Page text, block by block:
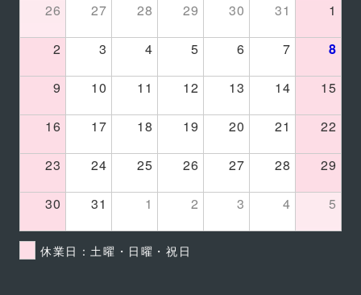
26
27 28 29 30 31 1
2 3 4 5 6 7 8
9 10 11 12 13 14 15
16 17 18 19 20 21 22
23 24 25 26 27 28 29
30 31 1 2 3 4 5
休業日：土曜・日曜・祝日